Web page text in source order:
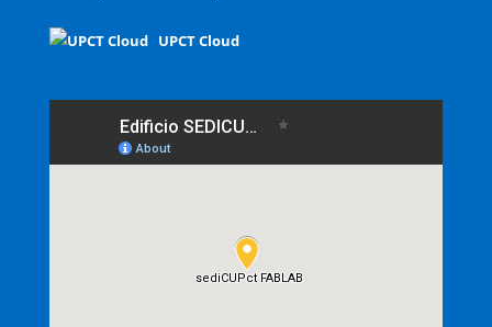
UPCT Cloud